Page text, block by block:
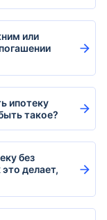
или
ипотеку
такое?
без
делает,